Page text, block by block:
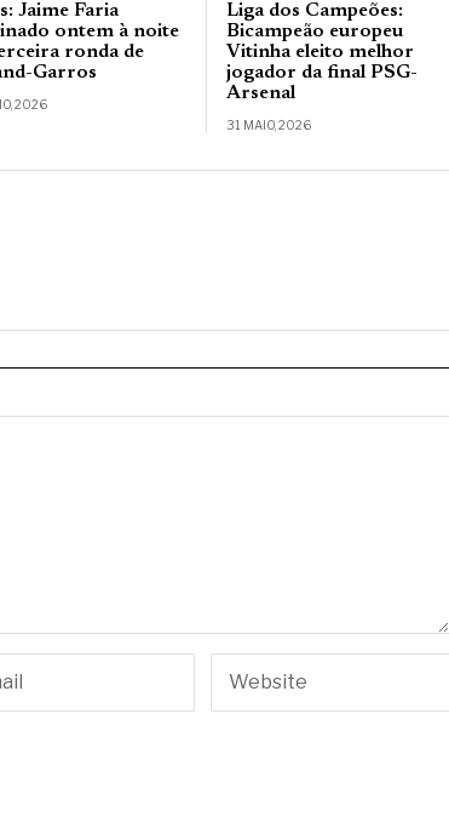
Jaime Faria
ontem à noite
ronda de
Garros
2026
Liga dos Campeões:
Bicampeão europeu
Vitinha eleito melhor
jogador da final PSG-
Arsenal
31 MAIO, 2026